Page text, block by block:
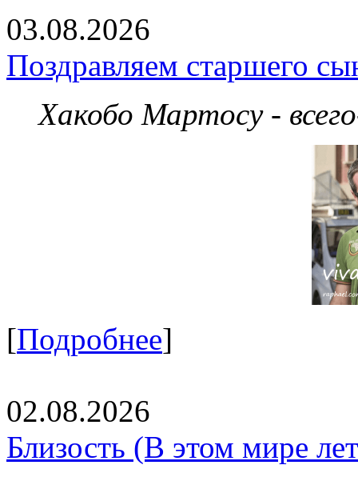
03.08.2026
Поздравляем старшего
Хакобо Мартосу -
[Подробнее]
02.08.2026
Близость (В этом мире